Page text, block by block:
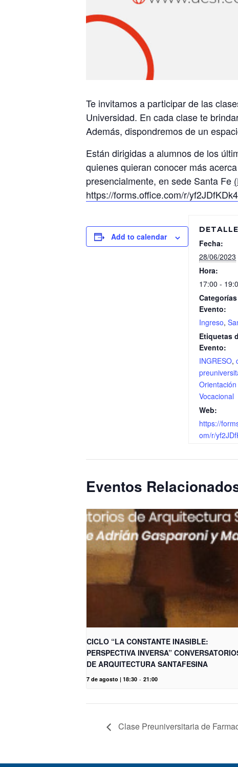
Te invitamos a participar de las
Universidad. En cada clase te
Además, dispondremos de un
Están dirigidas a alumnos de los
quienes quieran conocer más
presencialmente, en sede Santa Fe
https://forms.office.com/r/yf2JDfKDk4
Add to calendar
Fecha:
28/06/2023
Hora:
17:00 -
Evento:
Ingreso,
Etiquetas
Evento:
INGRESO,
Orientación
Vocacional
Web:
https://
om/r/
Eventos
CICLO “LA CONSTANTE INASIBLE:
PERSPECTIVA INVERSA”
DE ARQUITECTURA SANTAFESINA
7 de agosto | 18:30 - 21:00
Clase Preuniversitaria de